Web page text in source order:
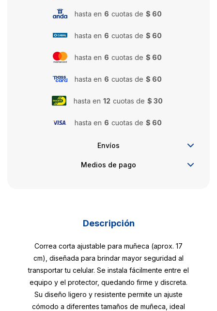
hasta en 6 cuotas de $ 60
hasta en 6 cuotas de $ 60
hasta en 6 cuotas de $ 60
hasta en 6 cuotas de $ 60
hasta en 12 cuotas de $ 30
hasta en 6 cuotas de $ 60
Envíos
Medios de pago
Descripción
Correa corta ajustable para muñeca (aprox. 17
cm), diseñada para brindar mayor seguridad al
transportar tu celular. Se instala fácilmente entre el
equipo y el protector, quedando firme y discreta.
Su diseño ligero y resistente permite un ajuste
cómodo a diferentes tamaños de muñeca, ideal